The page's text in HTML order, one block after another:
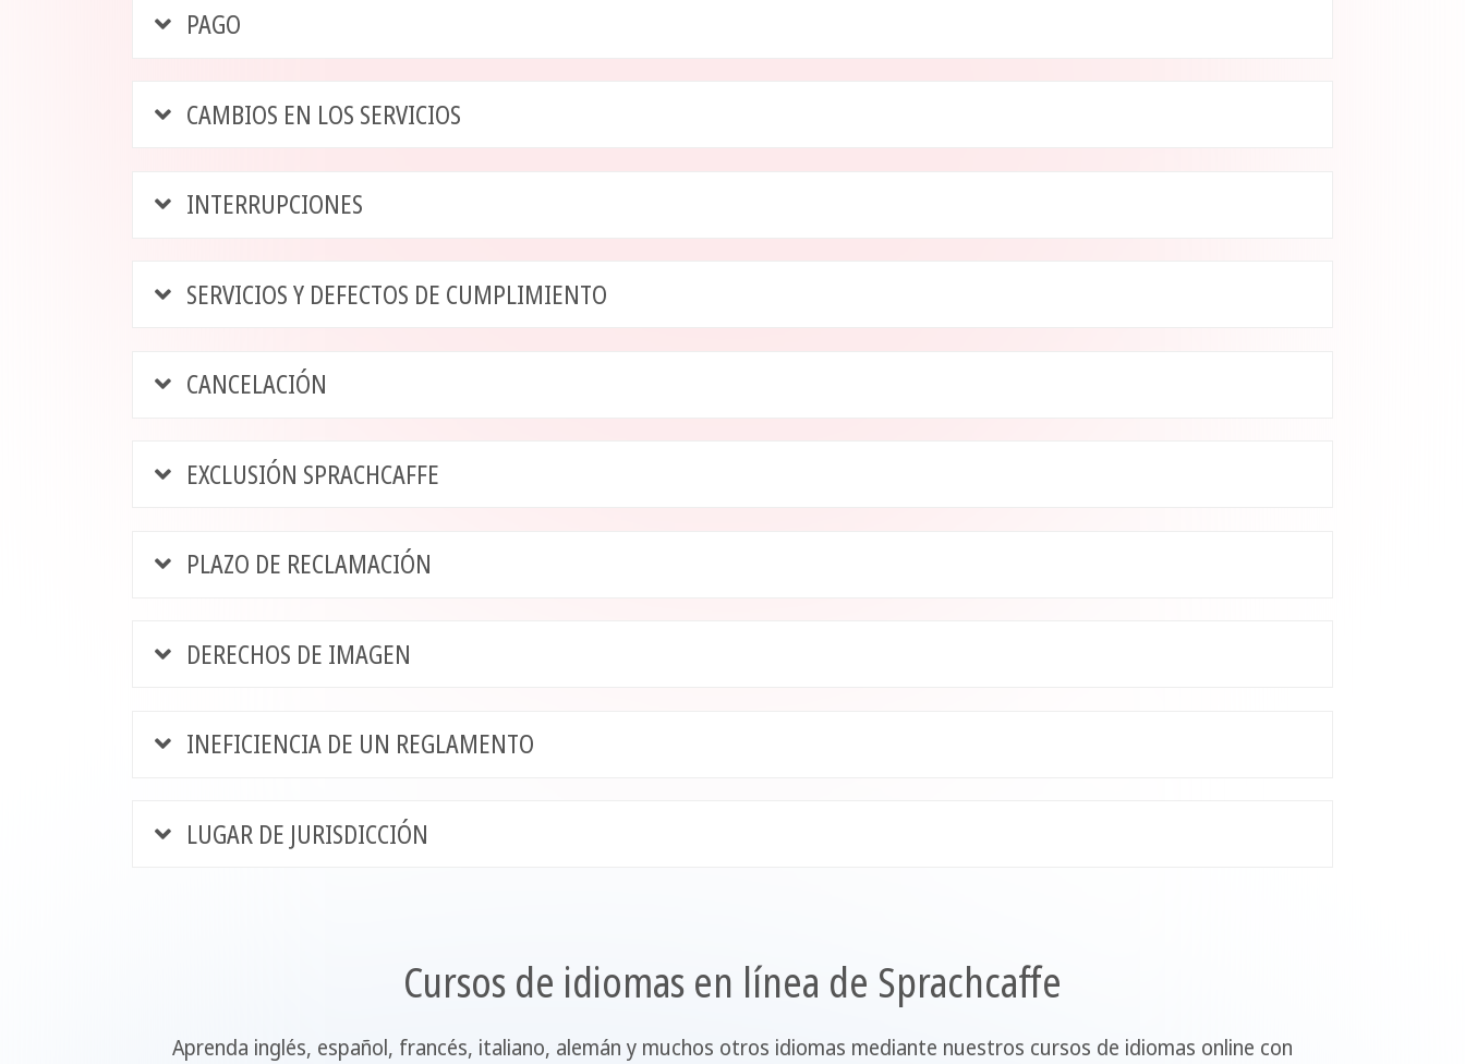
PAGO
CAMBIOS EN LOS SERVICIOS
INTERRUPCIONES
SERVICIOS Y DEFECTOS DE CUMPLIMIENTO
CANCELACIÓN
EXCLUSIÓN SPRACHCAFFE
PLAZO DE RECLAMACIÓN
DERECHOS DE IMAGEN
INEFICIENCIA DE UN REGLAMENTO
LUGAR DE JURISDICCIÓN
Cursos de idiomas en línea de Sprachcaffe
Aprenda inglés, español, francés, italiano, alemán y muchos otros idiomas mediante nuestros cursos de idiomas online con